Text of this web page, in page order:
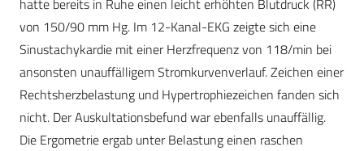
hatte bereits in Ruhe einen leicht erhöhten Blutdruck (RR)
von 150/90 mm Hg. Im 12-Kanal-EKG zeigte sich eine
Sinustachykardie mit einer Herzfrequenz von 118/min bei
ansonsten unauffälligem Stromkurvenverlauf. Zeichen einer
Rechtsherzbelastung und Hypertrophiezeichen fanden sich
nicht. Der Auskultationsbefund war ebenfalls unauffällig.
Die Ergometrie ergab unter Belastung einen raschen